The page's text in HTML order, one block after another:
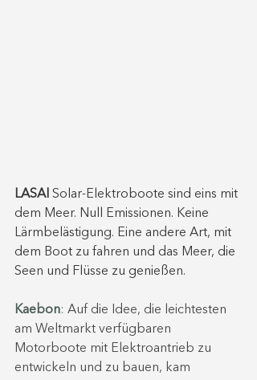
LASAI Solar-Elektroboote sind eins mit
dem Meer. Null Emissionen. Keine
Lärmbelästigung. Eine andere Art, mit
dem Boot zu fahren und das Meer, die
Seen und Flüsse zu genießen.
Kaebon: Auf die Idee, die leichtesten
am Weltmarkt verfügbaren
Motorboote mit Elektroantrieb zu
entwickeln und zu bauen, kam